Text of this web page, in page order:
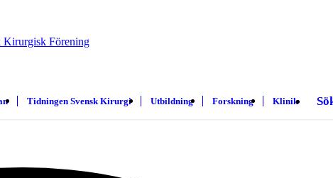
Tidningen Svensk Kirurgi Utbildning Forskning Klinik